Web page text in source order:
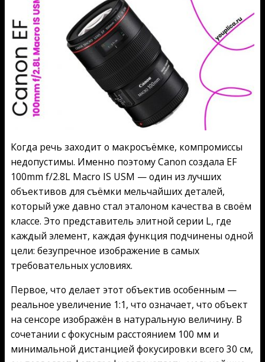
Когда речь заходит о макросъёмке, компромиссы
недопустимы. Именно поэтому Canon создала EF
100mm f/2.8L Macro IS USM — один из лучших
объективов для съёмки мельчайших деталей,
который уже давно стал эталоном качества в своём
классе. Это представитель элитной серии L, где
каждый элемент, каждая функция подчинены одной
цели: безупречное изображение в самых
требовательных условиях.
Первое, что делает этот объектив особенным —
реальное увеличение 1:1, что означает, что объект
на сенсоре изображён в натуральную величину. В
сочетании с фокусным расстоянием 100 мм и
минимальной дистанцией фокусировки всего 30 см,